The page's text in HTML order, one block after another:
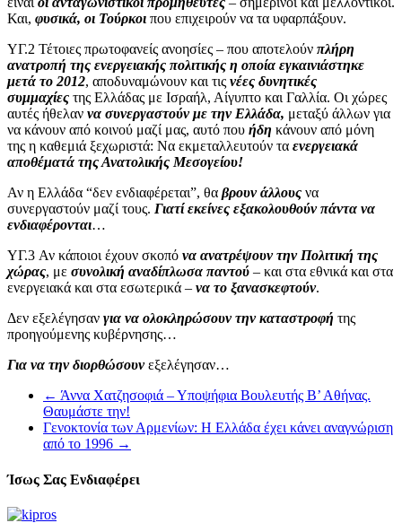
Και, φυσικά, οι Τούρκοι που επιχειρούν να τα υφαρπάξουν.
ΥΓ.2 Τέτοιες πρωτοφανείς ανοησίες – που αποτελούν πλήρη
ανατροπή της ενεργειακής πολιτικής η οποία εγκαινιάστηκε
μετά το 2012, αποδυναμώνουν και τις νέες δυνητικές
συμμαχίες της Ελλάδας με Ισραήλ, Αίγυπτο και Γαλλία. Οι χώρες
αυτές ήθελαν να συνεργαστούν με την Ελλάδα, μεταξύ άλλων για
να κάνουν από κοινού μαζί μας, αυτό που ήδη κάνουν από μόνη
της η καθεμιά ξεχωριστά: Να εκμεταλλευτούν τα ενεργειακά
αποθέματά της Ανατολικής Μεσογείου!
Αν η Ελλάδα “δεν ενδιαφέρεται”, θα βρουν άλλους να
συνεργαστούν μαζί τους. Γιατί εκείνες εξακολουθούν πάντα να
ενδιαφέρονται…
ΥΓ.3 Αν κάποιοι έχουν σκοπό να ανατρέψουν την Πολιτική της
χώρας, με συνολική αναδίπλωσα παντού – και στα εθνικά και στα
ενεργειακά και στα εσωτερικά – να το ξανασκεφτούν.
Δεν εξελέγησαν για να ολοκληρώσουν την καταστροφή της
προηγούμενης κυβέρνησης…
Για να την διορθώσουνεξελέγησαν…
← Άννα Χατζησοφιά – Υποψήφια Βουλευτής Β’ Αθήνας.
Θαυμάστε την!
Γενοκτονία των Αρμενίων: Η Ελλάδα έχει κάνει αναγνώριση
από το 1996 →
Ίσως Σας Ενδιαφέρει